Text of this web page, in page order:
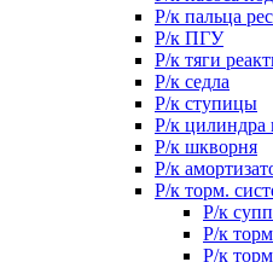
Р/к пальца
Р/к ПГУ
Р/к тяги
Р/к седла
Р/к ступицы
Р/к цилиндра
Р/к шкворня
Р/к
Р/к торм.
Р/к
Р/к
Р/к